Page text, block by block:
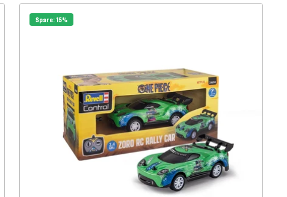
Spare: 15%